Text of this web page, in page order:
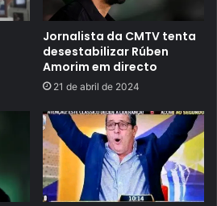
Jornalista da CMTV tenta
desestabilizar Rúben
Amorim em directo
21 de abril de 2024